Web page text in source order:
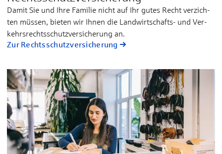
Da­mit Sie und Ih­re Fa­mi­lie nicht auf Ihr gu­tes Recht ver­zich­
ten müs­sen, bie­ten wir Ih­nen die Land­­wirt­schafts- und Ver­
kehrs­­rechts­­schutz­­­ver­si­che­rung an.
Zur Rechtsschutz­versicherung